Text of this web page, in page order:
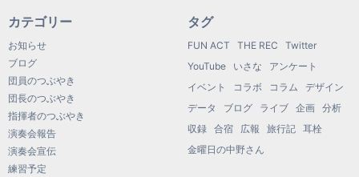
カテゴリー
お知らせ
ブログ
団員のつぶやき
団長のつぶやき
指揮者のつぶやき
演奏会報告
演奏会宣伝
練習予定
タグ
FUN ACT THE REC
Twitter
YouTube
いさな
アンケート
イベント
コラボ コラム
デザイン
データ
ブログ ライブ 企画
分析
収録
合宿 広報 旅行記
耳栓
金曜日の中野さん